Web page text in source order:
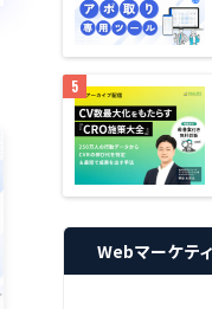
Webマーケテ